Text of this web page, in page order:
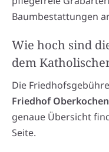
Baumbestattungen
Wie hoch sind
dem
Die
Friedhof Oberkochen
genaue Übersicht
Seite.